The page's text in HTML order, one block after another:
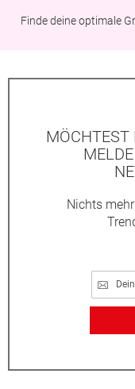
Finde deine optimale
MÖCHTEST
Nichts